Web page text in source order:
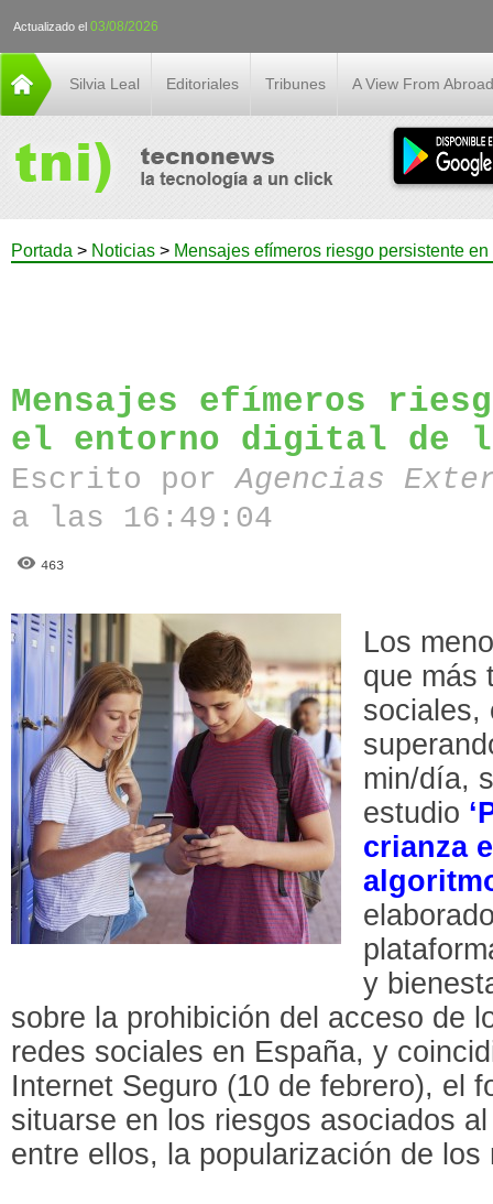
Actualizado el 03/08/2026
Silvia Leal Editoriales Tribunes A View From Abroad
Portada > Noticias > Mensajes efímeros riesgo persistente
Mensajes efímeros
el entorno digital de
Escrito porAgencias
a las 16:49:04
463
Los
que más
sociales,
min/día,
estudio
crianza
y
sobre la prohibición del acceso de
redes sociales en España, y
Internet Seguro (10 de febrero), el
situarse en los riesgos asociados
entre ellos, la popularización de